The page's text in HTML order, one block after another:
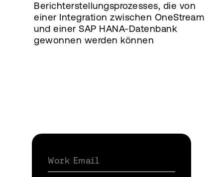
Berichterstellungsprozesses, die von
einer Integration zwischen OneStream
und einer SAP HANA-Datenbank
gewonnen werden können
Work Email